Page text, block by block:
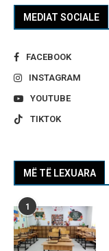
MEDIAT SOCIALE
FACEBOOK
INSTAGRAM
YOUTUBE
TIKTOK
MË TË LEXUARA
1